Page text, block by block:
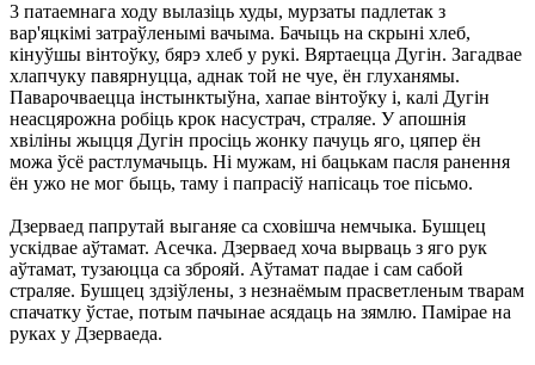
3 патаемнага ходу вылазіць худы, мурзаты падлетак з
вар'яцкімі затраўленымі вачыма. Бачыць на скрыні хлеб,
кінуўшы вінтоўку, бярэ хлеб у рукі. Вяртаецца Дугін. Загадвае
хлапчуку павярнуцца, аднак той не чуе, ён глуханямы.
Паварочваецца інстынктыўна, хапае вінтоўку і, калі Дугін
неасцярожна робіць крок насустрач, страляе. У апошнія
хвіліны жыцця Дугін просіць жонку пачуць яго, цяпер ён
можа ўсё растлумачыць. Ні мужам, ні бацькам пасля ранення
ён ужо не мог быць, таму і папрасіў напісаць тое пісьмо.
Дзерваед папрутай выганяе са сховішча немчыка. Бушцец
ускідвае аўтамат. Асечка. Дзерваед хоча вырваць з яго рук
аўтамат, тузаюцца са зброяй. Аўтамат падае і сам сабой
страляе. Бушцец здзіўлены, з незнаёмым прасветленым тварам
спачатку ўстае, потым пачынае асядаць на зямлю. Памірае на
руках у Дзерваеда.